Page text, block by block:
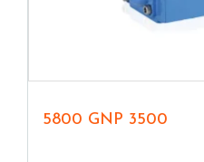
5800 GNP 3500